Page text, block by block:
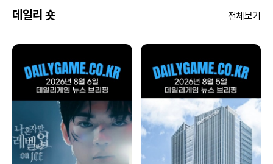
데일리 숏 전체보기